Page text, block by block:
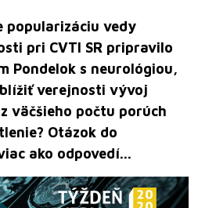
popularizáciu vedy
pri CVTI SR pripravilo
Pondelok s neurológiou,
verejnosti vývoj
väčšieho počtu porúch
Otázok do
ako odpovedí...